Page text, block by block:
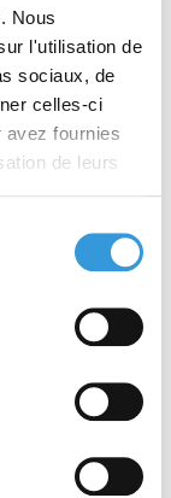
Nous
l'utilisation de
sociaux, de
celles-ci
avez fournies
de leurs
en